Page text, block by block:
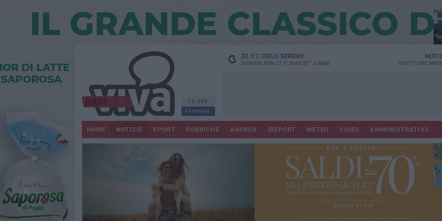
13.795
FANPAGE
32.5°CCIELO SERENO
DOMANI MIN 23.5° MAX 31° A BARI DIRETTORE
HOME NOTIZIE SPORT RUBRICHE AGENDA IREPORT METEO VIDEO AMMINISTRATIVE